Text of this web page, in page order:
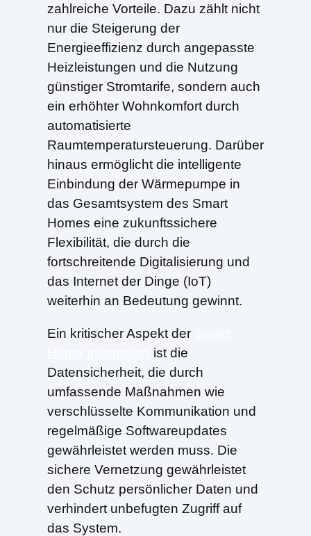
zahlreiche Vorteile. Dazu zählt nicht
nur die Steigerung der
Energieeffizienz durch angepasste
Heizleistungen und die Nutzung
günstiger Stromtarife, sondern auch
ein erhöhter Wohnkomfort durch
automatisierte
Raumtemperatursteuerung. Darüber
hinaus ermöglicht die intelligente
Einbindung der Wärmepumpe in
das Gesamtsystem des Smart
Homes eine zukunftssichere
Flexibilität, die durch die
fortschreitende Digitalisierung und
das Internet der Dinge (IoT)
weiterhin an Bedeutung gewinnt.
Ein kritischer Aspekt der
ist die
Datensicherheit, die durch
umfassende Maßnahmen wie
verschlüsselte Kommunikation und
regelmäßige Softwareupdates
gewährleistet werden muss. Die
sichere Vernetzung gewährleistet
den Schutz persönlicher Daten und
verhindert unbefugten Zugriff auf
das System.